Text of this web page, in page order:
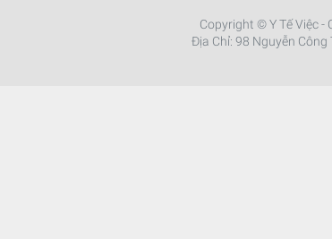
Copyright © Y Tế Việc -
Địa Chỉ: 98 Nguyễn Công